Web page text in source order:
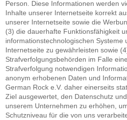
Person. Diese Informationen werden
Inhalte unserer Internetseite korrekt
unserer Internetseite sowie die
(3) die dauerhafte Funktionsfähigkeit
informationstechnologischen Systeme
Internetseite zu gewährleisten sowie
Strafverfolgungsbehörden im Falle
Strafverfolgung notwendigen
anonym erhobenen Daten und
German Rock e.V. daher einerseits
Ziel ausgewertet, den Datenschutz
unserem Unternehmen zu erhöhen,
Schutzniveau für die von uns